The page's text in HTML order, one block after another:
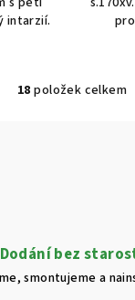
intarzií.
O
í
p
r
18 položek celkem
Dodání bez
smontujeme a